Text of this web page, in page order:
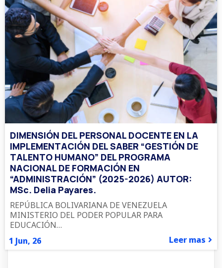
DIMENSIÓN DEL PERSONAL DOCENTE EN LA
IMPLEMENTACIÓN DEL SABER “GESTIÓN DE
TALENTO HUMANO” DEL PROGRAMA
NACIONAL DE FORMACIÓN EN
“ADMINISTRACIÓN” (2025-2026) AUTOR:
MSc. Delia Payares.
1 Jun, 26
REPÚBLICA BOLIVARIANA DE VENEZUELA
MINISTERIO DEL PODER POPULAR PARA
EDUCACIÓN…
Leer mas